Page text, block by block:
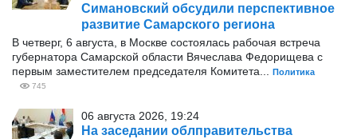
Симановский обсудили перспективное
развитие Самарского региона
В четверг, 6 августа, в Москве состоялась рабочая встреча
губернатора Самарской области Вячеслава Федорищева с
первым заместителем председателя Комитета...
Политика
745
06 августа 2026, 19:24
На заседании облправительства